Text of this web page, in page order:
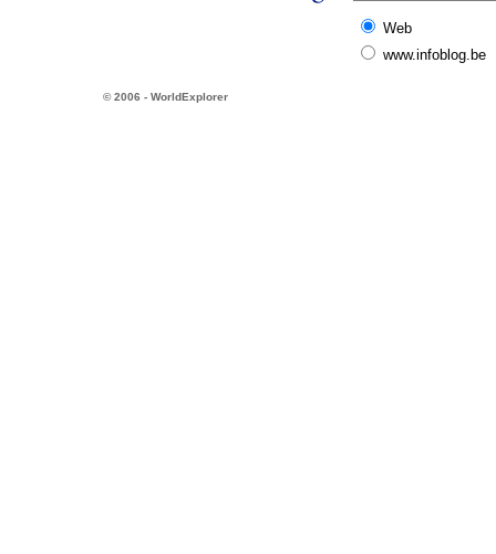
Web
www.infoblog.be
© 2006 - WorldExplorer